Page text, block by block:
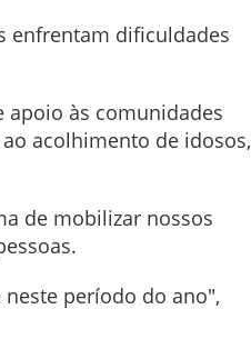
enfrentam dificuldades
apoio às comunidades
acolhimento de idosos,
de mobilizar nossos
período do ano",